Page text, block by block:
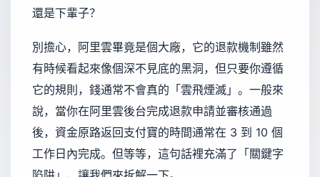
還是下輩子？
別擔心，阿里雲畢竟是個大廠，它的退款機制雖然
有時候看起來像個深不見底的黑洞，但只要你遵循
它的規則，錢通常不會真的「雲飛煙滅」。一般來
說，當你在阿里雲後台完成退款申請並審核通過
後，資金原路返回支付寶的時間通常在 3 到 10 個
工作日內完成。但等等，這句話裡充滿了「關鍵字